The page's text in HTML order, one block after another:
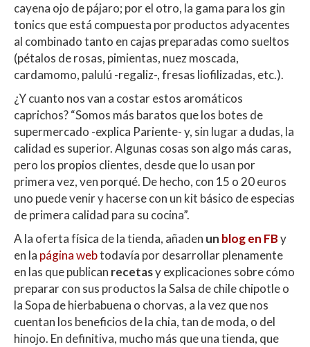
cayena ojo de pájaro; por el otro, la gama para los gin
tonics que está compuesta por productos adyacentes
al combinado tanto en cajas preparadas como sueltos
(pétalos de rosas, pimientas, nuez moscada,
cardamomo, palulú -regaliz-, fresas liofilizadas, etc.).
¿Y cuanto nos van a costar estos aromáticos
caprichos? “Somos más baratos que los botes de
supermercado -explica Pariente- y, sin lugar a dudas, la
calidad es superior. Algunas cosas son algo más caras,
pero los propios clientes, desde que lo usan por
primera vez, ven porqué. De hecho, con 15 o 20 euros
uno puede venir y hacerse con un kit básico de especias
de primera calidad para su cocina”.
A la oferta física de la tienda, añaden un blog en FBy
en la página webtodavía por desarrollar plenamente
en las que publican recetasy explicaciones sobre cómo
preparar con sus productos la Salsa de chile chipotle o
la Sopa de hierbabuena o chorvas, a la vez que nos
cuentan los beneficios de la chia, tan de moda, o del
hinojo. En definitiva, mucho más que una tienda, que